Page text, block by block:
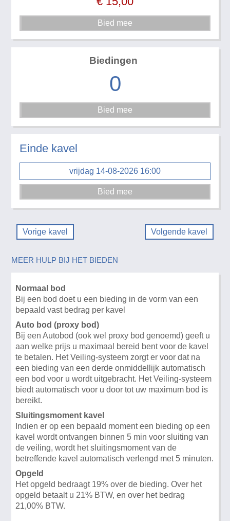
Biedingen
0
Einde kavel
vrijdag 14-08-2026 16:00
Vorige kavel Volgende kavel
MEER HULP BIJ HET BIEDEN
Normaal bod
Bij een bod doet u een bieding in de vorm van een
bepaald vast bedrag per kavel
Auto bod (proxy bod)
Bij een Autobod (ook wel proxy bod genoemd) geeft u
aan welke prijs u maximaal bereid bent voor de kavel
te betalen. Het Veiling-systeem zorgt er voor dat na
een bieding van een derde onmiddellijk automatisch
een bod voor u wordt uitgebracht. Het Veiling-systeem
biedt automatisch voor u door tot uw maximum bod is
bereikt.
Sluitingsmoment kavel
Indien er op een bepaald moment een bieding op een
kavel wordt ontvangen binnen 5 min voor sluiting van
de veiling, wordt het sluitingsmoment van de
betreffende kavel automatisch verlengd met 5 minuten.
Opgeld
Het opgeld bedraagt 19% over de bieding. Over het
opgeld betaalt u 21% BTW, en over het bedrag
21,00% BTW.